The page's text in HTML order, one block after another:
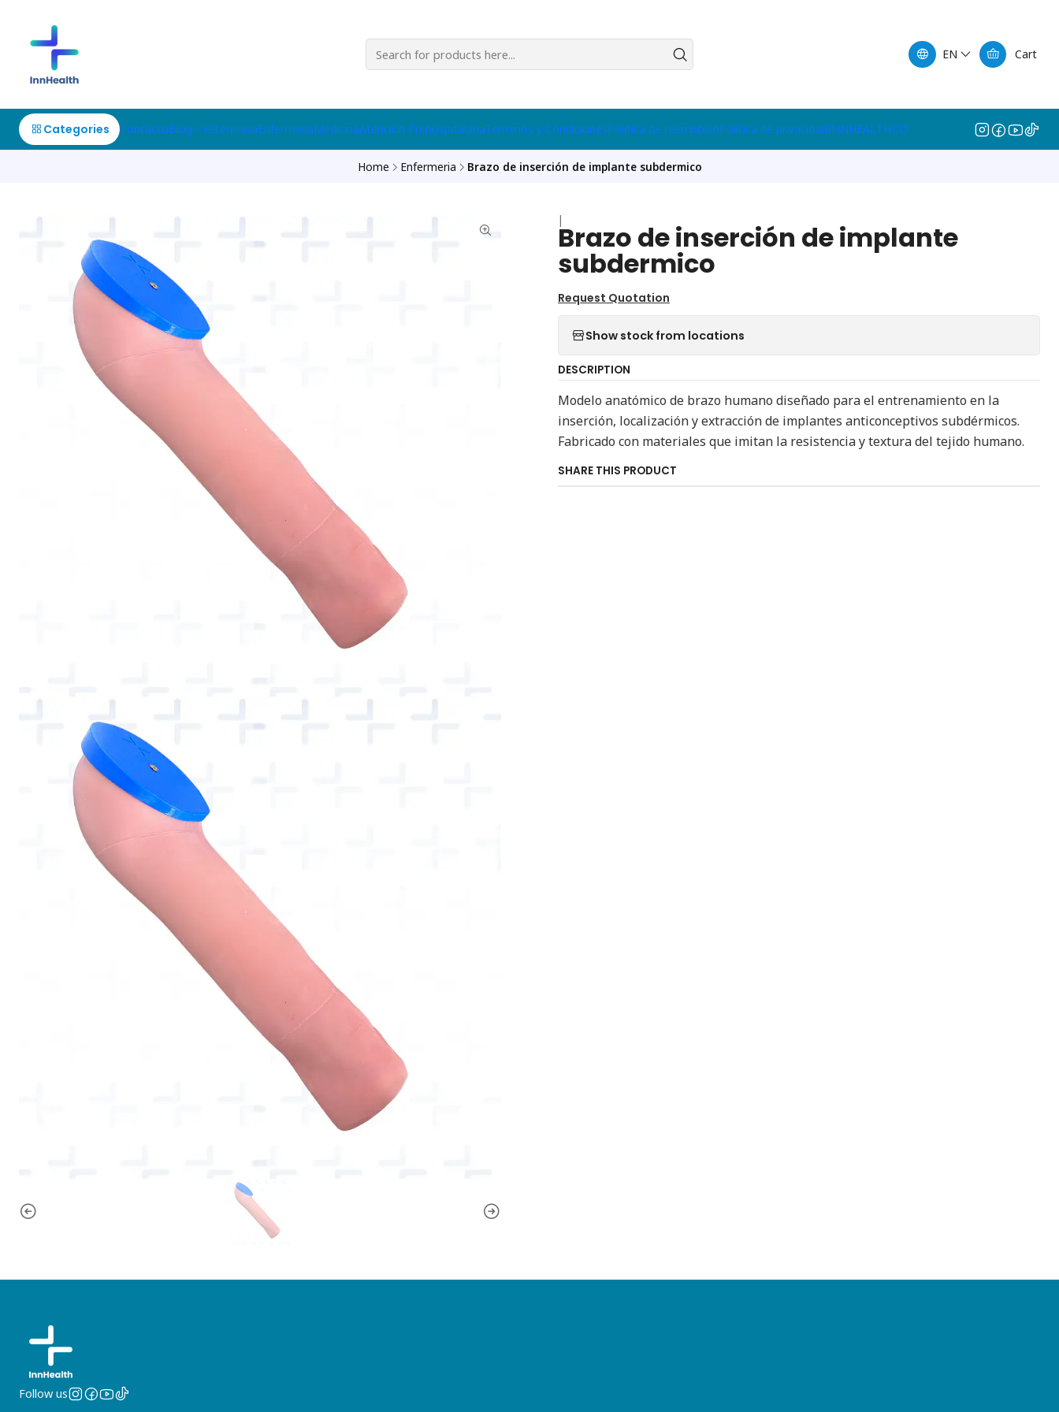
EN Cart
Categories ContactoBlog VeterinariaEnfermeriaMedicinaAtención PrehospitalariaTérminos y CondicionesPolitica de reembolsoPolítica de privacidadINNHEALTH.CO
Home Enfermeria Brazo de inserción de implante subdermico
|
Brazo de inserción de implante
subdermico
Request Quotation
Show stock from locations
DESCRIPTION
Modelo anatómico de brazo humano diseñado para el entrenamiento en la
inserción, localización y extracción de implantes anticonceptivos subdérmicos.
Fabricado con materiales que imitan la resistencia y textura del tejido humano.
SHARE THIS PRODUCT
Follow us